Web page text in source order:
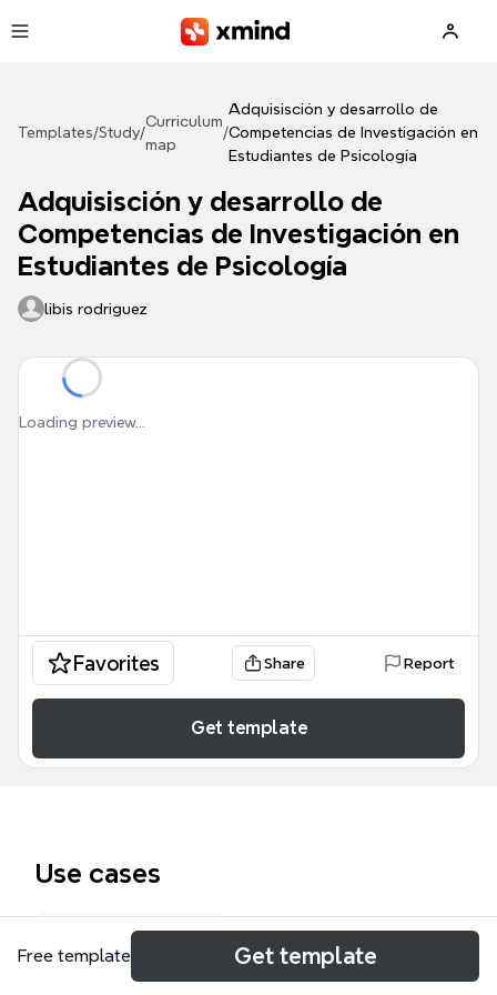
Templates/Study/
Curriculum
map
/
Adquisisción y desarrollo de
Competencias de Investigación en
Estudiantes de Psicología
Adquisisción y desarrollo de
Competencias de Investigación en
Estudiantes de Psicología
libis rodriguez
Loading preview...
Favorites Share Report
Get template
Use cases
Curriculum map
Free template Get template